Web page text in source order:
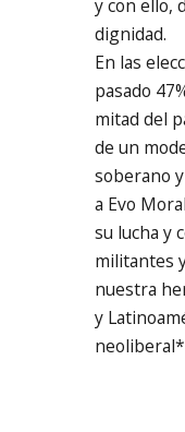
y con ello,
dignidad.
En las
pasado
mitad del
de un
soberano
a Evo
su lucha y
militantes
nuestra
y